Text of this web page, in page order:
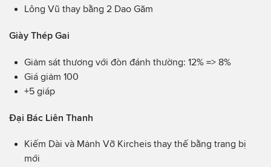
Lông Vũ thay bằng 2 Dao Găm
Giày Thép Gai
Giảm sát thương với đòn đánh thường: 12% => 8%
Giá giảm 100
+5 giáp
Đại Bác Liên Thanh
Kiếm Dài và Mảnh Vỡ Kircheis thay thế bằng trang bị
mới